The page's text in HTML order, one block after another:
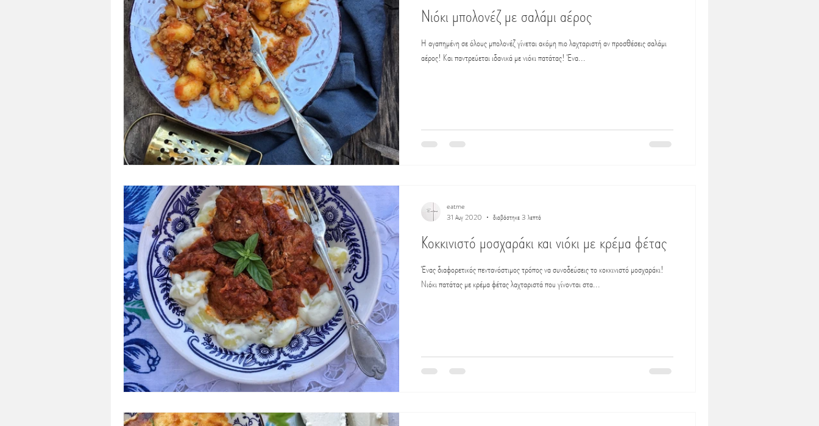
Νιόκι μπολονέζ με σαλάμι αέρος
Η αγαπημένη σε όλους μπολονέζ γίνεται ακόμη πιο λαχταριστή αν προσθέσεις σαλάμι
αέρος! Και παντρεύεται ιδανικά με νιόκι πατάτας! Ένα...
Κοκκινιστό μοσχαράκι και νιόκι με κρέμα φέτας
Ένας διαφορετικός πεντανόστιμος τρόπος να συνοδεύσεις το κοκκινιστό μοσχαράκι!
Νιόκι πατάτας με κρέμα φέτας λαχταριστά που γίνονται στα...
eatme
31 Αυγ 2020
διαβάστηκε 3 λεπτά